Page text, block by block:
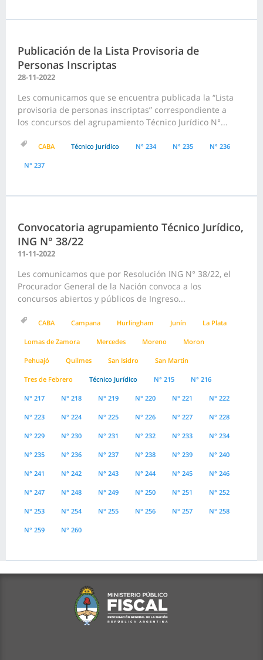
Publicación de la Lista Provisoria de
Personas Inscriptas
28-11-2022
Les comunicamos que se encuentra publicada la “Lista
provisoria de personas inscriptas” correspondiente a
los concursos del agrupamiento Técnico Jurídico N°...
CABA Técnico Jurídico N° 234 N° 235 N° 236
N° 237
Convocatoria agrupamiento Técnico Jurídico,
ING N° 38/22
11-11-2022
Les comunicamos que por Resolución ING N° 38/22, el
Procurador General de la Nación convoca a los
concursos abiertos y públicos de Ingreso...
CABA Campana Hurlingham Junín La Plata
Lomas de Zamora Mercedes Moreno Moron
Pehuajó Quilmes San Isidro San Martin
Tres de Febrero Técnico Jurídico N° 215 N° 216
N° 217 N° 218 N° 219 N° 220 N° 221 N° 222
N° 223 N° 224 N° 225 N° 226 N° 227 N° 228
N° 229 N° 230 N° 231 N° 232 N° 233 N° 234
N° 235 N° 236 N° 237 N° 238 N° 239 N° 240
N° 241 N° 242 N° 243 N° 244 N° 245 N° 246
N° 247 N° 248 N° 249 N° 250 N° 251 N° 252
N° 253 N° 254 N° 255 N° 256 N° 257 N° 258
N° 259 N° 260